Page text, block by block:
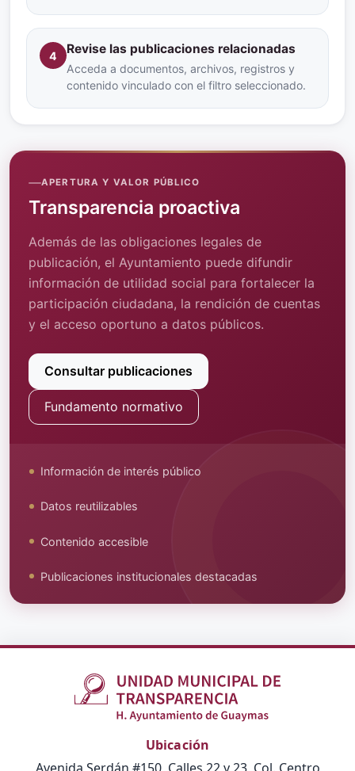
4 Revise las publicaciones relacionadas
Acceda a documentos, archivos, registros y
contenido vinculado con el filtro seleccionado.
APERTURA Y VALOR PÚBLICO
Transparencia proactiva
Además de las obligaciones legales de
publicación, el Ayuntamiento puede difundir
información de utilidad social para fortalecer la
participación ciudadana, la rendición de cuentas
y el acceso oportuno a datos públicos.
Consultar publicaciones
Fundamento normativo
Información de interés público
Datos reutilizables
Contenido accesible
Publicaciones institucionales destacadas
Ubicación